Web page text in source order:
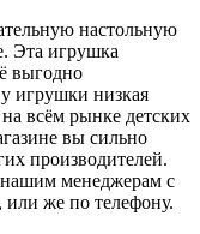
настольную
Эта игрушка
выгодно
игрушки низкая
всём рынке детских
вы сильно
производителей.
менеджерам с
же по телефону.